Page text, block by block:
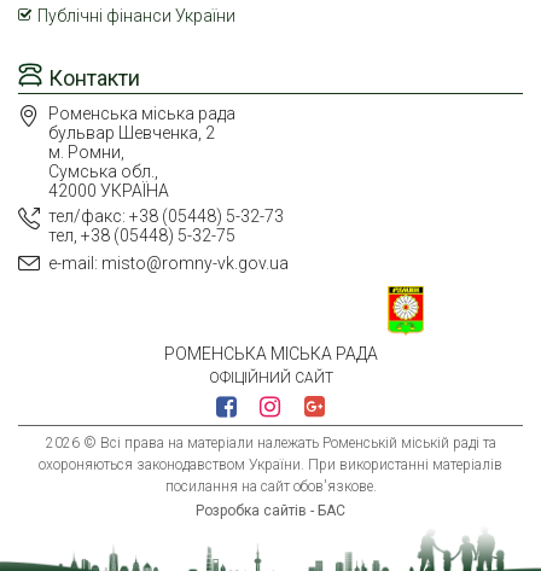
РОМЕНСЬКА МІСЬКА РАДА
ОФІЦІЙНИЙ САЙТ
2026 © Всі права на матеріали належать Роменській міській раді та
охороняються законодавством України. При використанні матеріалів
посилання на сайт обов'язкове.
Розробка сайтів - БАС
Контакти
Роменська міська рада
бульвар Шевченка, 2
м. Ромни,
Сумська обл.,
42000 УКРАЇНА
тел/факс: +38 (05448) 5-32-73
тел, +38 (05448) 5-32-75
e-mail: misto@romny-vk.gov.ua
Публічні фінанси України